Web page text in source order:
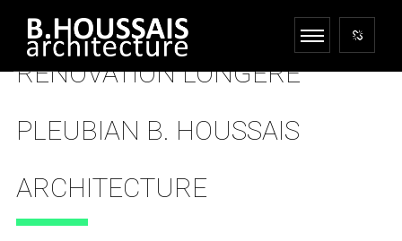
RENOVATION LONGERE
PLEUBIAN B. HOUSSAIS
ARCHITECTURE